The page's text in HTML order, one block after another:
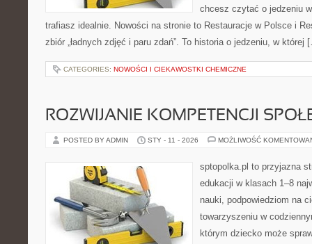
chcesz czytać o jedzeniu
trafiasz idealnie. Nowości na stronie to Restauracje w Polsce i
zbiór „ładnych zdjęć i paru zdań”. To historia o jedzeniu, w której
CATEGORIES: NOWOŚCI I CIEKAWOSTKI CHEMICZNE
ROZWIJANIE KOMPETENCJI
POSTED BY ADMIN STY - 11 - 2026 MOŻLIWOŚĆ
sptopolka.pl to przyjazna
edukacji w klasach 1–8
nauki, podpowiedziom na
towarzyszeniu w
którym dziecko może